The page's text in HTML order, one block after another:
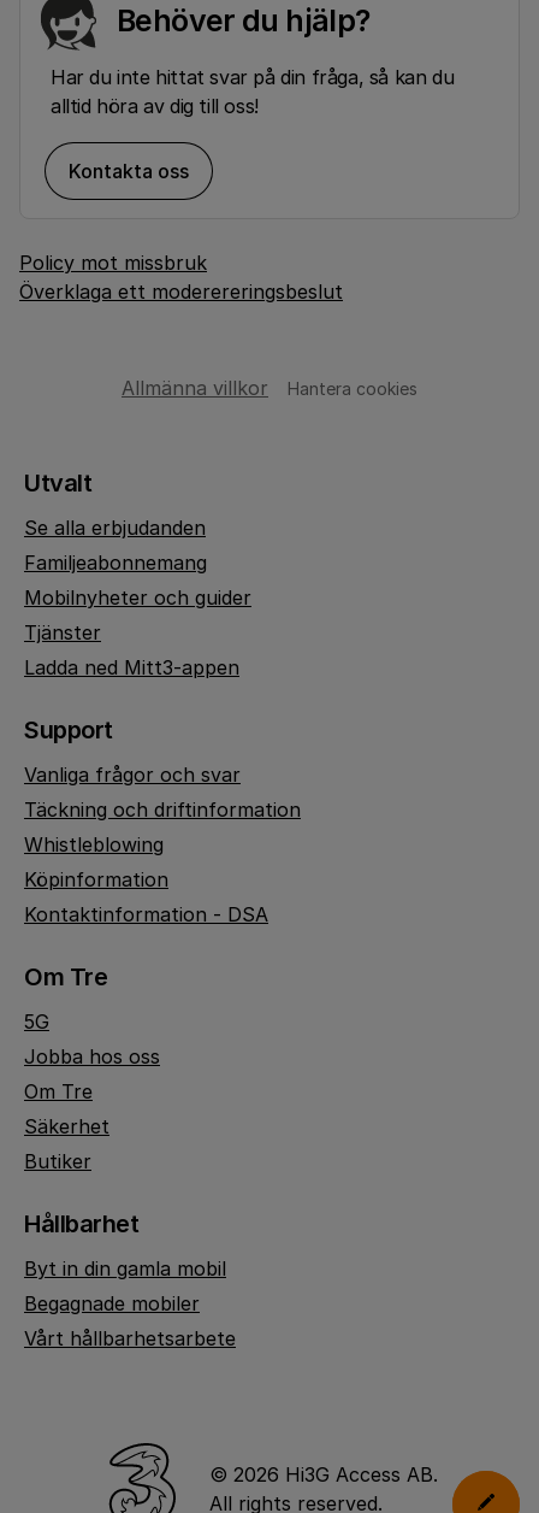
Behöver du hjälp?
Har du inte hittat svar på din fråga, så kan du
alltid höra av dig till oss!
Kontakta oss
Policy mot missbruk
Överklaga ett moderereringsbeslut
Allmänna villkor Hantera cookies
Utvalt
Se alla erbjudanden
Familjeabonnemang
Mobilnyheter och guider
Tjänster
Ladda ned Mitt3-appen
Support
Vanliga frågor och svar
Täckning och driftinformation
Whistleblowing
Köpinformation
Kontaktinformation - DSA
Om Tre
5G
Jobba hos oss
Om Tre
Säkerhet
Butiker
Hållbarhet
Byt in din gamla mobil
Begagnade mobiler
Vårt hållbarhetsarbete
© 2026 Hi3G Access AB.
All rights reserved.